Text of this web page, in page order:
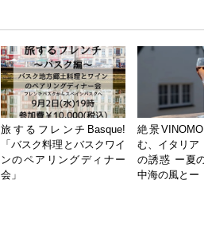
旅するフレンチBasque!
「バスク料理とバスクワイ
ンのペアリングディナー
会」
絶景
む、イタリア
の誘惑 ー夏の
中海の風とー